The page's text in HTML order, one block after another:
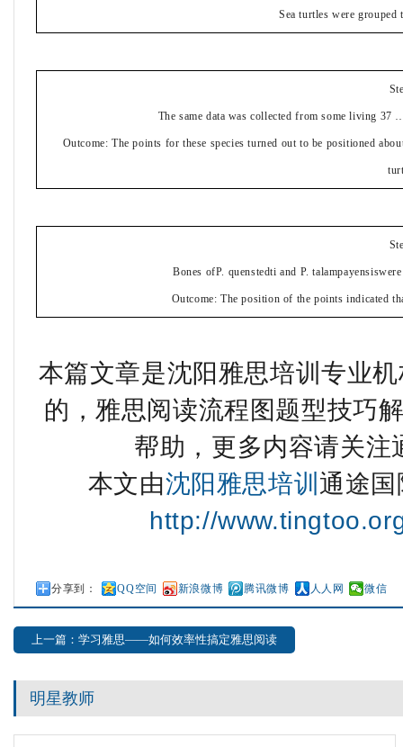
Sea turtles were
The same data was collected from some living
Outcome: The points for these species turned out to be positioned
Bones ofP. quenstedti and P.
Outcome: The position of the points
本篇文章是沈阳雅思培训专业
的，雅思阅读流程图题型技巧
帮助，更多内容请关注
本文由沈阳雅思培训 通途
http://
分享到： QQ空间 新浪微博 腾讯微博 人人网 微信
上一篇：学习雅思——如何效率性搞定雅思阅读
明星教师